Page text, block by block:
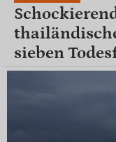
sieben